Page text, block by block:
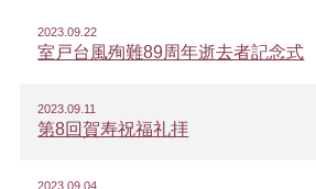
2023.09.22
室戸台風殉難89周年逝去者記念式
2023.09.11
第8回賀寿祝福礼拝
2023.09.04